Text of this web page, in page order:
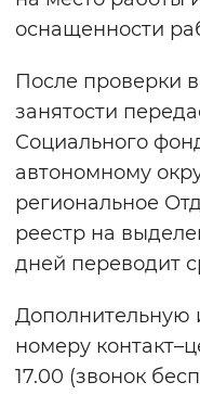
оснащенности
После проверки
занятости
Социального
автономному
региональное
реестр на
дней переводит
номеру
17.00 (звонок